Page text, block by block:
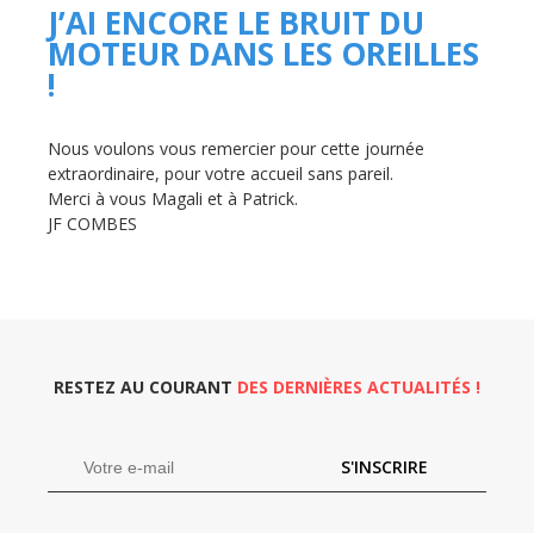
J’AI ENCORE LE BRUIT DU
MOTEUR DANS LES OREILLES
!
Nous voulons vous remercier pour cette journée
extraordinaire, pour votre accueil sans pareil.
Merci à vous Magali et à Patrick.
JF COMBES
RESTEZ AU COURANT DES DERNIÈRES ACTUALITÉS !
S'INSCRIRE